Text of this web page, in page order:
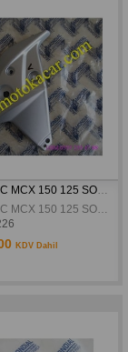
MONDIAL MC MCX 150 125 SOL GRI ÖN FAR BAGLANTI BIRAKETI ORJINAL
MONDIAL MC MCX 150 125 SOL GRI ÖN FAR BAGLANTI BIRAKETI ORJINAL
KDV Dahil